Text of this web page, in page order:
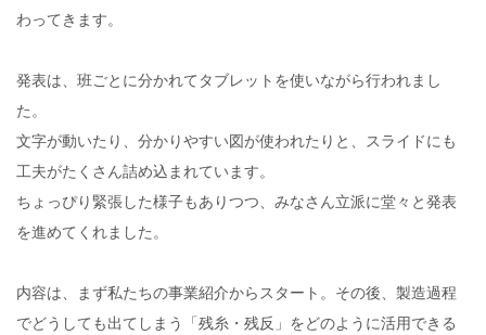
わってきます。
発表は、班ごとに分かれてタブレットを使いながら行われまし
た。
文字が動いたり、分かりやすい図が使われたりと、スライドにも
工夫がたくさん詰め込まれています。
ちょっぴり緊張した様子もありつつ、みなさん立派に堂々と発表
を進めてくれました。
内容は、まず私たちの事業紹介からスタート。その後、製造過程
でどうしても出てしまう「残糸・残反」をどのように活用できる